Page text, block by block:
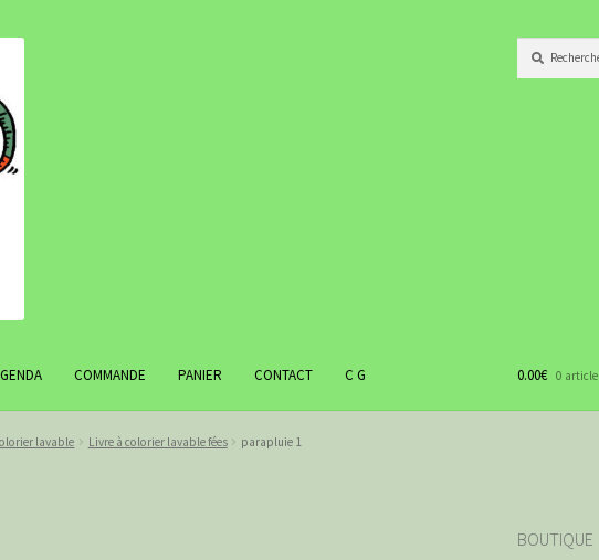
pour :
COMMANDE PANIER CONTACT C G 0.00€ 0 article
lavable Livre à colorier lavable fées parapluie 1
BOUTIQUE